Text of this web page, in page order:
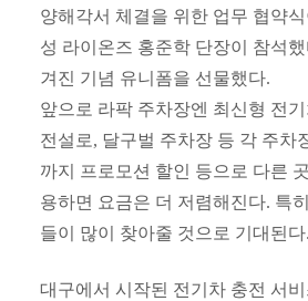
양해각서 체결을 위한 업무 협약
성 라이온즈 홍준학 단장이 참석
겨진 기념 유니폼을 선물했다.
앞으로 라팍 주차장엔 최신형 전
전설로, 달구벌 주차장 등 각 주차
까지 프로모션 할인 등으로 다른
용하면 요금은 더 저렴해진다. 특
들이 많이 찾아줄 것으로 기대된다.
대구에서 시작된 전기차 충전 서